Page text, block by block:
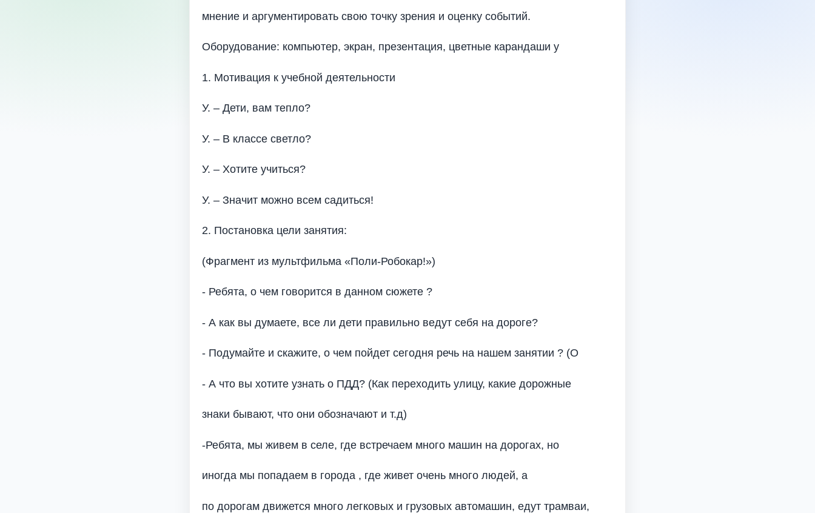
мнение и аргументировать свою точку зрения и оценку событий.
Оборудование: компьютер, экран, презентация, цветные карандаши у
1. Мотивация к учебной деятельности
У. – Дети, вам тепло?
У. – В классе светло?
У. – Хотите учиться?
У. – Значит можно всем садиться!
2. Постановка цели занятия:
(Фрагмент из мультфильма «Поли-Робокар!»)
- Ребята, о чем говорится в данном сюжете ?
- А как вы думаете, все ли дети правильно ведут себя на дороге?
- Подумайте и скажите, о чем пойдет сегодня речь на нашем занятии ? (О
- А что вы хотите узнать о ПДД? (Как переходить улицу, какие дорожные
знаки бывают, что они обозначают и т.д)
-Ребята, мы живем в селе, где встречаем много машин на дорогах, но
иногда мы попадаем в города , где живет очень много людей, а
по дорогам движется много легковых и грузовых автомашин, едут трамваи,